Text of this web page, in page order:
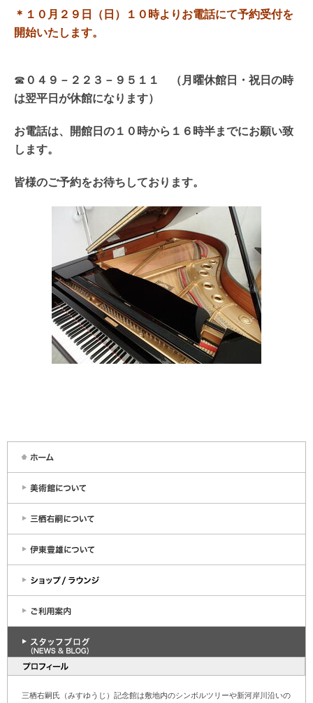
三栖右嗣氏（みすゆうじ）記念館は敷地内のシンボルツリーや新河岸川沿いの
＊１０月２９日（日）１０時よりお電話にて予約受付を
開始いたします。
☎ ０４９－２２３－９５１１ （月曜休館日・祝日の時
は翌平日が休館になります）
お電話は、開館日の１０時から１６時半までにお願い致
します。
皆様のご予約をお待ちしております。